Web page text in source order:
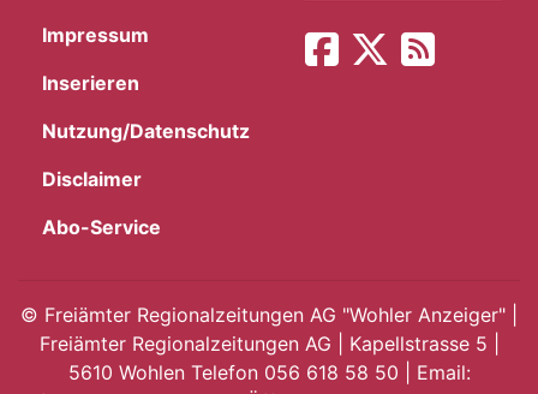
Impressum
Inserieren
Nutzung/Datenschutz
Disclaimer
Abo-Service
© Freiämter Regionalzeitungen AG "Wohler Anzeiger" |
Freiämter Regionalzeitungen AG | Kapellstrasse 5 |
5610 Wohlen Telefon 056 618 58 50 | Email: